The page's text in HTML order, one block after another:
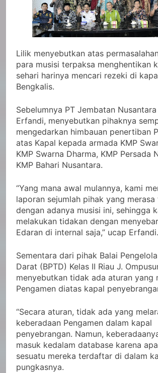
Lilik menyebutkan atas
para musisi terpaksa menghentikan
sehari harinya mencari rezeki di
Bengkalis.
Sebelumnya PT Jembatan
Erfandi, menyebutkan pihaknya
mengedarkan himbauan penertiban
atas Kapal kepada armada KMP
KMP Swarna Dharma, KMP Persada
KMP Bahari Nusantara.
“Yang mana awal mulannya, kami
laporan sejumlah pihak yang
dengan adanya musisi ini, sehingga
melakukan tidakan dengan
Edaran di internal saja,” ucap Erfandi.
Sementara dari pihak Balai
Darat (BPTD) Kelas II Riau J.
menyebutkan tidak ada aturan yang
Pengamen diatas kapal
“Secara aturan, tidak ada yang
keberadaan Pengamen dalam kapal
penyebrangan. Namun,
masuk kedalam database karena
sesuatu mereka terdaftar di dalam
pungkasnya.